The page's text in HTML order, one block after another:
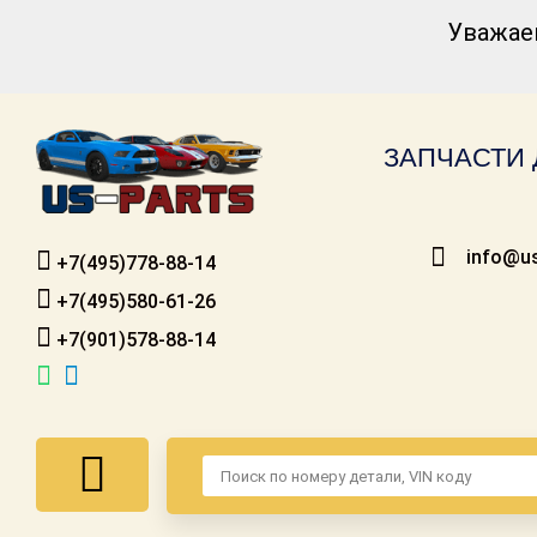
ЗАПЧАСТИ
+7(495)778-88-14
+7(495)580-61-26
+7(901)578-88-14
Доставка